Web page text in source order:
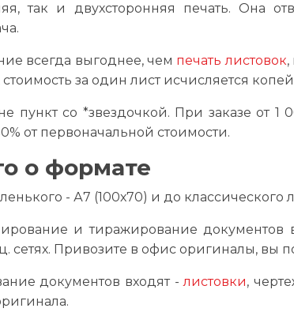
так и двухсторонняя печать. Она
всегда выгоднее, чем печать листовок,
стоимость за один лист исчисляется
пункт со *звездочкой. При заказе от
от первоначальной стоимости.
о формате
- А7 (100х70) и до классического
и тиражирование
сетях. Привозите в офис оригиналы, вы
документов входят -листовки,